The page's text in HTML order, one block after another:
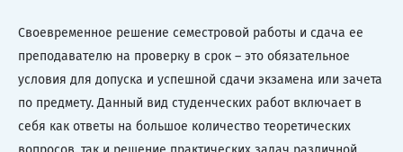
Своевременное решение семестровой работы и сдача ее
преподавателю на проверку в срок – это обязательное
условия для допуска и успешной сдачи экзамена или зачета
по предмету. Данный вид студенческих работ включает в
себя как ответы на большое количество теоретических